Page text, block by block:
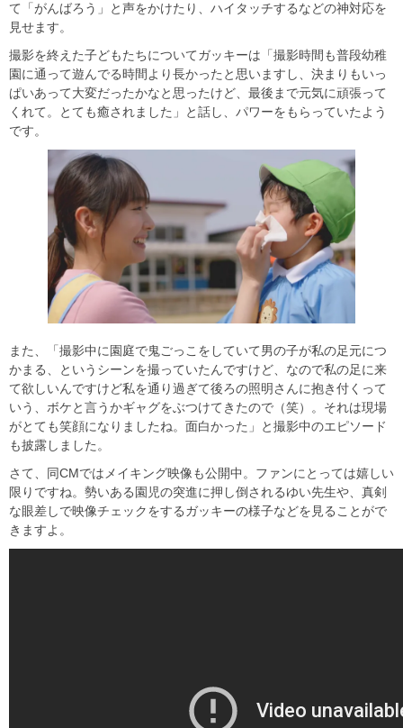
て「がんばろう」と声をかけたり、ハイタッチするなどの神対応を
見せます。
撮影を終えた子どもたちについてガッキーは「撮影時間も普段幼稚
園に通って遊んでる時間より長かったと思いますし、決まりもいっ
ぱいあって大変だったかなと思ったけど、最後まで元気に頑張って
くれて。とても癒されました」と話し、パワーをもらっていたよう
です。
また、「撮影中に園庭で鬼ごっこをしていて男の子が私の足元につ
かまる、というシーンを撮っていたんですけど、なので私の足に来
て欲しいんですけど私を通り過ぎて後ろの照明さんに抱き付くって
いう、ボケと言うかギャグをぶつけてきたので（笑）。それは現場
がとても笑顔になりましたね。面白かった」と撮影中のエピソード
も披露しました。
さて、同CMではメイキング映像も公開中。ファンにとっては嬉しい
限りですね。勢いある園児の突進に押し倒されるゆい先生や、真剣
な眼差しで映像チェックをするガッキーの様子などを見ることがで
きますよ。